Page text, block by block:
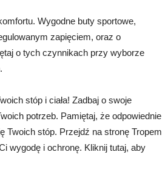
Wygodne buty sportowe,
zapięciem, oraz o
o tych czynnikach przy wyborze
stóp i ciała! Zadbaj o swoje
potrzeb. Pamiętaj, że odpowiednie
Twoich stóp. Przejdź na stronę Tropem
wygodę i ochronę. Kliknij tutaj, aby